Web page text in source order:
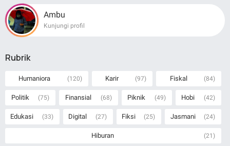
Ambu
Kunjungi profil
Rubrik
Humaniora (120) Karir (97) Fiskal (84)
Politik (75) Finansial (68) Piknik (49) Hobi (42)
Edukasi (33) Digital (27) Fiksi (25) Jasmani (24)
Hiburan (21)